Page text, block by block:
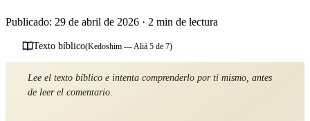
Publicado: 29 de abril de 2026 · 2 min de lectura
Texto bíblico(Kedoshim — Aliá 5 de 7)
Lee el texto bíblico e intenta comprenderlo por ti mismo, antes
de leer el comentario.